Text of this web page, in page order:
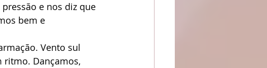
e nos diz que
bem e
Vento sul
ritmo. Dançamos,